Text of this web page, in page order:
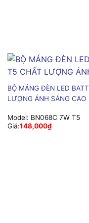
BỘ MÁNG ĐÈN LED
LƯỢNG ÁNH SÁNG CAO
Model: BN068C 7W T5
Giá:148,000₫